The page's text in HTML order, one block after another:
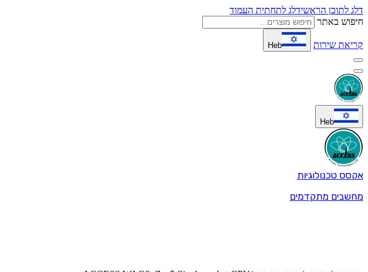
דלג לתוכן הראשידלג לתחתית העמוד
חיפוש באתר
קריאת שירות Heb
Heb
אקסס טכנולוגיות
מחשבים מתקדמים